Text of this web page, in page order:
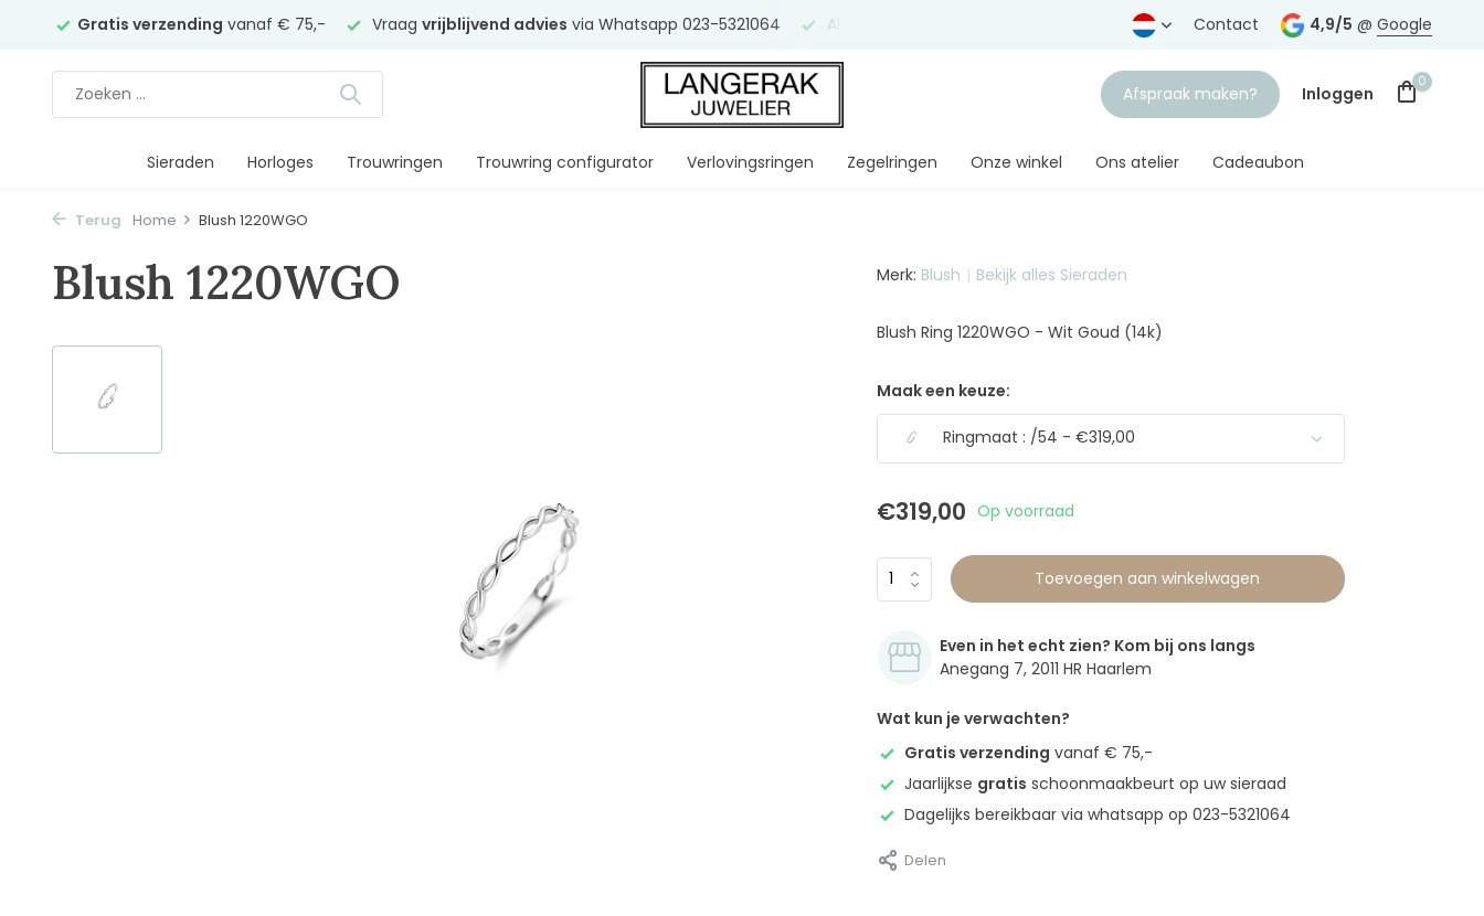
Gratis verzending vanaf € 75,- Vraag vrijblijvend advies via Whatsapp 023-5321064 Al Gratis verzending vanaf € 75,-
Contact 4,9/5 @ Google
Afspraak maken? Inloggen
0
Sieraden Horloges Trouwringen Trouwring configurator Verlovingsringen Zegelringen Onze winkel Ons atelier Cadeaubon
Terug Home Blush 1220WGO
Blush 1220WGO Merk: Blush Bekijk alles Sieraden
Blush Ring 1220WGO - Wit Goud (14k)
Maak een keuze:
Ringmaat : /54 - €319,00
€319,00 Op voorraad
Toevoegen aan winkelwagen
Even in het echt zien? Kom bij ons langs
Anegang 7, 2011 HR Haarlem
Wat kun je verwachten?
Gratis verzending vanaf € 75,-
Jaarlijkse gratis schoonmaakbeurt op uw sieraad
Dagelijks bereikbaar via whatsapp op 023-5321064
Delen